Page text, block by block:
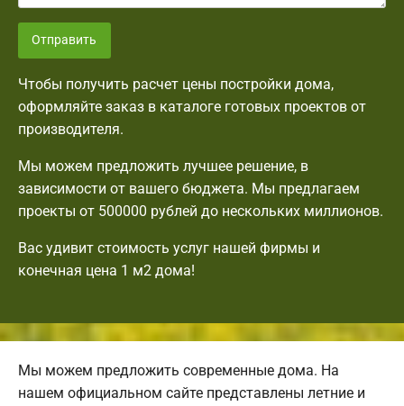
Отправить
Чтобы получить расчет цены постройки дома,
оформляйте заказ в каталоге готовых проектов от
производителя.
Мы можем предложить лучшее решение, в
зависимости от вашего бюджета. Мы предлагаем
проекты от 500000 рублей до нескольких миллионов.
Вас удивит стоимость услуг нашей фирмы и
конечная цена 1 м2 дома!
Мы можем предложить современные дома. На
нашем официальном сайте представлены летние и